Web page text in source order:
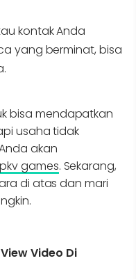
kontak Anda
yang berminat, bisa
bisa mendapatkan
usaha tidak
akan
pkv games. Sekarang,
di atas dan mari
Video Di